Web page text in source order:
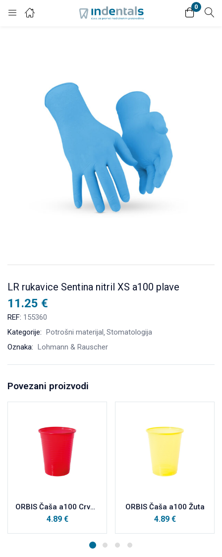
0
Login
Remember me Lost password?
LR rukavice Sentina nitril XS a100 plave
11.25 €
REF: 155360
Kategorije: Potrošni materijal Stomatologija
Oznaka: Lohmann & Rauscher
Povezani proizvodi
ORBIS Čaša a100 Crvena
4.89 €
ORBIS Čaša a100 Žuta
4.89 €